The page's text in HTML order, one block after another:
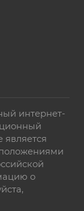
интернет-
является
о